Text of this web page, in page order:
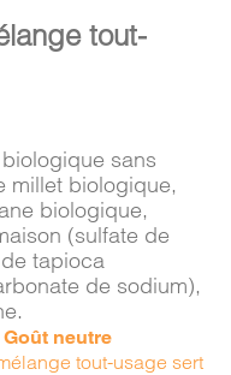
tout-
sans
millet biologique,
biologique,
(sulfate de
tapioca
de sodium),
neutre
tout-usage sert